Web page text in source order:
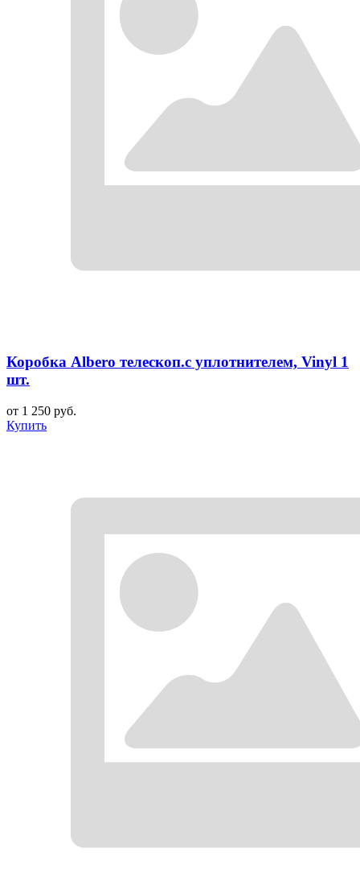
Коробка Albero телескоп.с уплотнителем, Vinyl 1
шт.
от 1 250 руб.
Купить